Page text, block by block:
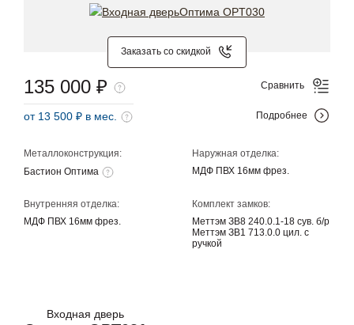
Заказать со скидкой
Металлоконструкция:
Бастион Оптима
Наружная отделка:
МДФ ПВХ 16мм фрез.
Внутренняя отделка:
МДФ ПВХ 16мм фрез.
Комплект замков:
Меттэм ЗВ8 240.0.1-18 сув. б/р
Меттэм ЗВ1 713.0.0 цил. с
ручкой
135 000 ₽
от 13 500 ₽ в мес.
Сравнить
Подробнее
Входная дверь